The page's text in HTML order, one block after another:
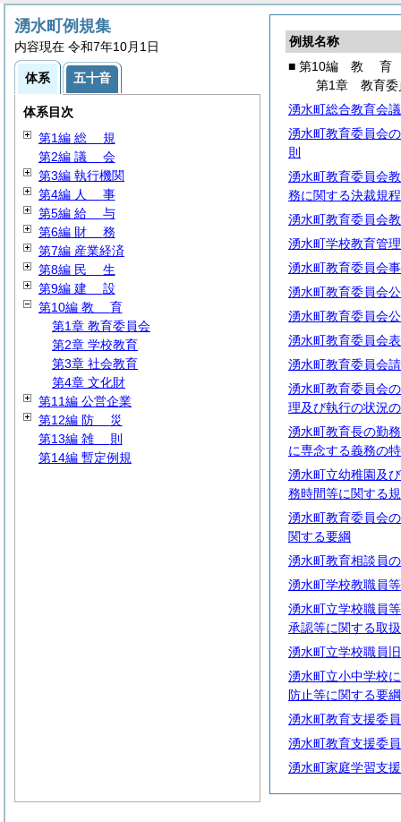
例規名称
■ 第10編 教 育
第1章 教育委
湧水町総合教育会
湧水町教育委員会
則
湧水町教育委員会
務に関する決裁規程
湧水町教育委員会
湧水町学校教育管
湧水町教育委員会
湧水町教育委員会
湧水町教育委員会
湧水町教育委員会
湧水町教育委員会
湧水町教育委員会
理及び執行の状況
湧水町教育長の勤
に専念する義務の
湧水町立幼稚園及
務時間等に関する
湧水町教育委員会
関する要綱
湧水町教育相談員
湧水町学校教職員
湧水町立学校職員
承認等に関する取
湧水町立学校職員
湧水町立小中学校
防止等に関する要綱
湧水町教育支援委
湧水町教育支援委
湧水町家庭学習支
湧水町例規集
内容現在 令和7年10月1日
体系 五十音
体系目次
第1編 総 規
第2編 議 会
第3編 執行機関
第4編 人 事
第5編 給 与
第6編 財 務
第7編 産業経済
第8編 民 生
第9編 建 設
第10編 教 育
第1章 教育委員会
第2章 学校教育
第3章 社会教育
第4章 文化財
第11編 公営企業
第12編 防 災
第13編 雑 則
第14編 暫定例規